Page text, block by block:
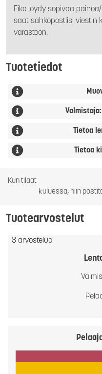
Eikö löydy sopivaa
saat sähköpostiisi viestin
varastoon.
Tuotetiedot
Valmistaja:
Tietoa
Tietoa
Kun tilaat
kuluessa, niin
Tuotearvostelut
3 arvostelua